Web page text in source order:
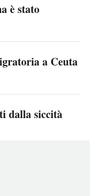
è stato
a Ceuta
dalla siccità